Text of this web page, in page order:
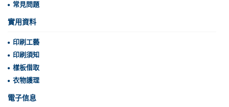
常見問題
實用資料
印刷工藝
印刷須知
樣板借取
衣物護理
電子信息